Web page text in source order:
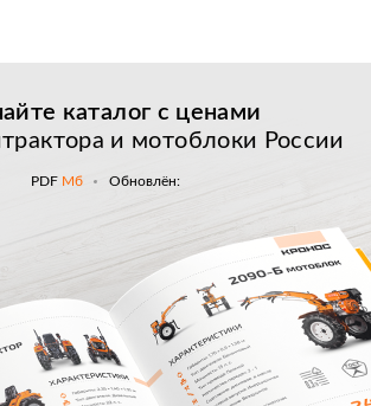
каталог с ценами
и мотоблоки России
PDF Мб Обновлён: